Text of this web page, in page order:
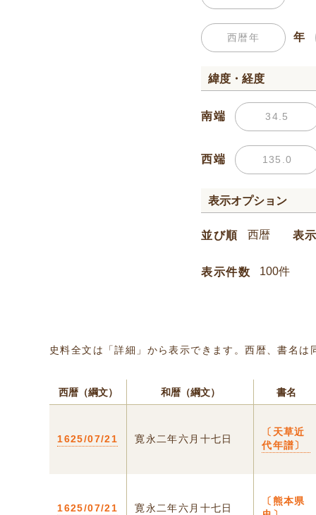
年
緯度・経度
南端
西端
表示オプション
並び順 表
表示件数
史料全文は「詳細」から表示できます。西暦、書名
西暦（綱文） 和暦（綱文） 書名
1625/07/21 寛永二年六月十七日
〔天草近
代年譜〕
1625/07/21 寛永二年六月十七日
〔熊本県